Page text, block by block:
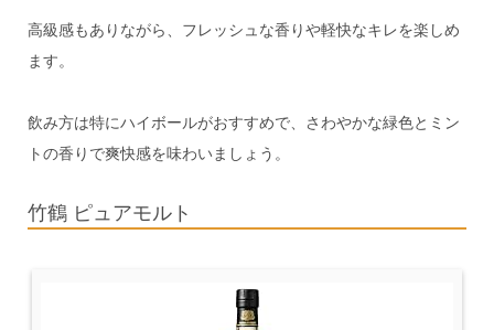
高級感もありながら、フレッシュな香りや軽快なキレを楽しめ
ます。
飲み方は特にハイボールがおすすめで、さわやかな緑色とミン
トの香りで爽快感を味わいましょう。
竹鶴 ピュアモルト